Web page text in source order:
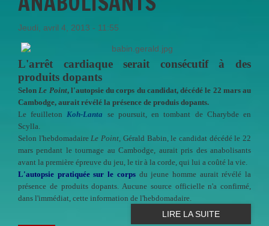
Jeudi, avril 4, 2013 - 11:55
L'arrêt cardiaque serait consécutif à des
produits dopants
Selon Le Point, l'autopsie du corps du candidat, décédé le 22 mars au
Cambodge, aurait révélé la présence de produis dopants.
Le feuilleton Koh-Lanta se poursuit, en tombant de Charybde en
Scylla.
Selon l'hebdomadaire Le Point, Gérald Babin, le candidat décédé le 22
mars pendant le tournage au Cambodge, aurait pris des anabolisants
avant la première épreuve du jeu, le tir à la corde, qui lui a coûté la vie.
L'autopsie pratiquée sur le corps du jeune homme aurait révélé la
présence de produits dopants. Aucune source officielle n'a confirmé,
dans l'immédiat, cette information de l'hebdomadaire.
LIRE LA SUITE